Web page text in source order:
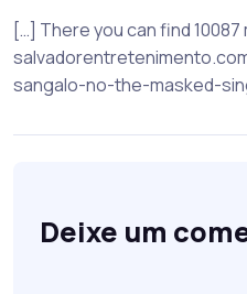
[…] There you can find
sangalo-no-the-masked-
Deixe um